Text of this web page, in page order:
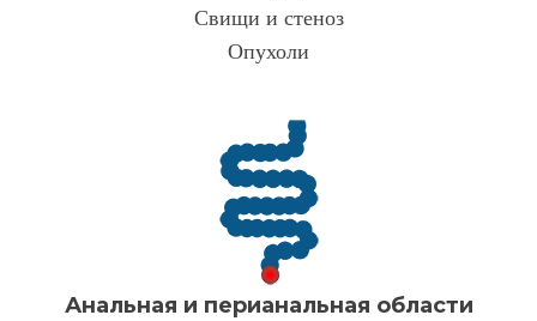
Свищи и стеноз
Опухоли
Анальная и перианальная области